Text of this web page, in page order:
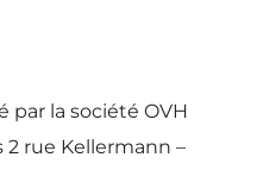
par la société OVH
2 rue Kellermann –